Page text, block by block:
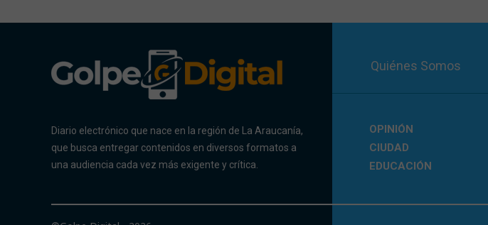
Diario electrónico que nace en la región de La Araucanía,
que busca entregar contenidos en diversos formatos a
una audiencia cada vez más exigente y crítica.
Quiénes Somos
OPINIÓN
CIUDAD
EDUCACIÓN